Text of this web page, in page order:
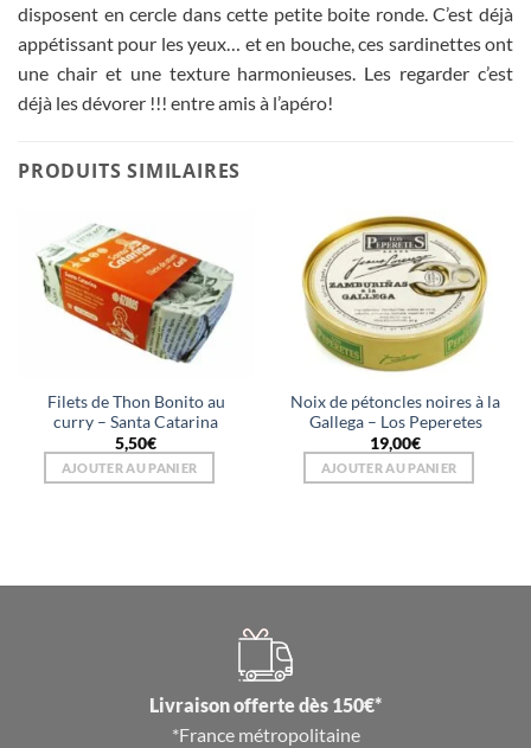
disposent en cercle dans cette petite boite ronde. C’est déjà
appétissant pour les yeux… et en bouche, ces sardinettes ont
une chair et une texture harmonieuses. Les regarder c’est
déjà les dévorer !!! entre amis à l’apéro!
PRODUITS SIMILAIRES
Filets de Thon Bonito au
curry – Santa Catarina
5,50€
AJOUTER AU PANIER
Noix de pétoncles noires à la
Gallega – Los Peperetes
19,00€
AJOUTER AU PANIER
Livraison offerte dès 150€*
*France métropolitaine